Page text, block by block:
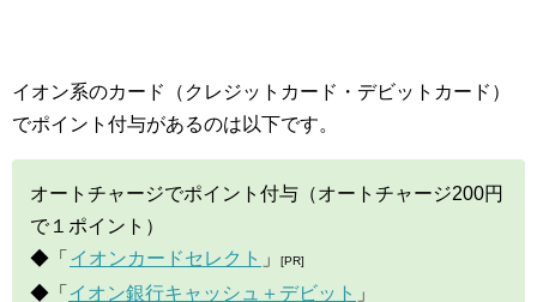
イオン系のカード（クレジットカード・デビットカード）
でポイント付与があるのは以下です。
オートチャージでポイント付与（オートチャージ200円
で１ポイント）
◆「 イオンカードセレクト 」 [PR]
◆「 イオン銀行キャッシュ＋デビット 」